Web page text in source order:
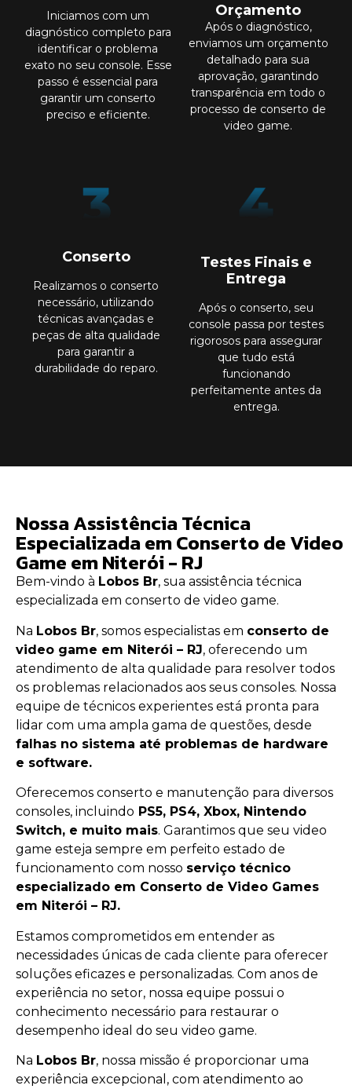
Iniciamos com um
diagnóstico completo para
identificar o problema
exato no seu console. Esse
passo é essencial para
garantir um conserto
preciso e eficiente.
Orçamento
Após o diagnóstico,
enviamos um orçamento
detalhado para sua
aprovação, garantindo
transparência em todo o
processo de conserto de
video game.
Conserto
Realizamos o conserto
necessário, utilizando
técnicas avançadas e
peças de alta qualidade
para garantir a
durabilidade do reparo.
Testes Finais e
Entrega
Após o conserto, seu
console passa por testes
rigorosos para assegurar
que tudo está
funcionando
perfeitamente antes da
entrega.
Nossa Assistência Técnica
Especializada em Conserto de Video
Game em Niterói - RJ
Bem-vindo à Lobos Br, sua assistência técnica
especializada em conserto de video game.
Na Lobos Br, somos especialistas em conserto de
video game em Niterói – RJ, oferecendo um
atendimento de alta qualidade para resolver todos
os problemas relacionados aos seus consoles. Nossa
equipe de técnicos experientes está pronta para
lidar com uma ampla gama de questões, desde
falhas no sistema até problemas de hardware
e software.
Oferecemos conserto e manutenção para diversos
consoles, incluindo PS5, PS4, Xbox, Nintendo
Switch, e muito mais. Garantimos que seu video
game esteja sempre em perfeito estado de
funcionamento com nosso serviço técnico
especializado em Conserto de Video Games
em Niterói – RJ.
Estamos comprometidos em entender as
necessidades únicas de cada cliente para oferecer
soluções eficazes e personalizadas. Com anos de
experiência no setor, nossa equipe possui o
conhecimento necessário para restaurar o
desempenho ideal do seu video game.
Na Lobos Br, nossa missão é proporcionar uma
experiência excepcional, com atendimento ao